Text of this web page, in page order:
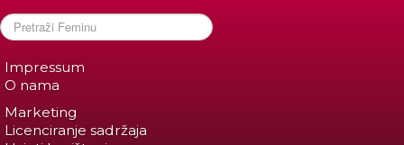
Impressum
O nama
Marketing
Licenciranje sadržaja